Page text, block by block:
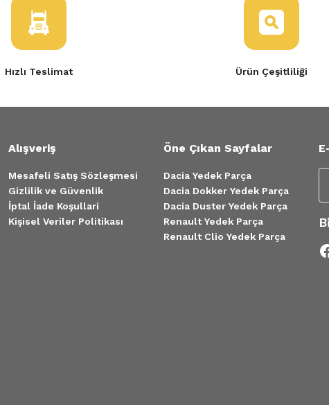
Sol Ön Aks 391014946R
Hızlı Teslimat Ürün Çeşitliliği
Alışveriş
Mesafeli Satış Sözleşmesi
Gizlilik ve Güvenlik
İptal İade Koşullari
Kişisel Veriler Politikası
Öne Çıkan Sayfalar
Dacia Yedek Parça
Dacia Dokker Yedek Parça
Dacia Duster Yedek Parça
Renault Yedek Parça
Renault Clio Yedek Parça